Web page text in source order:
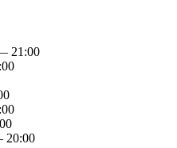
21:00
20:00